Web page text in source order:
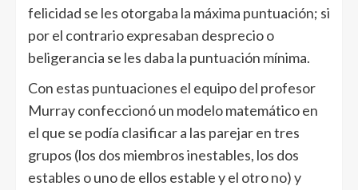
felicidad se les otorgaba la máxima puntuación; si
por el contrario expresaban desprecio o
beligerancia se les daba la puntuación mínima.
Con estas puntuaciones el equipo del profesor
Murray confeccionó un modelo matemático en
el que se podía clasificar a las parejar en tres
grupos (los dos miembros inestables, los dos
estables o uno de ellos estable y el otro no) y